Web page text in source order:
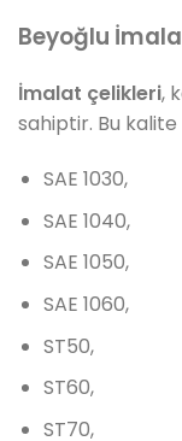
Beyoğlu
İmalat çelikleri,
sahiptir. Bu
SAE 1030,
SAE 1040,
SAE 1050,
SAE 1060,
ST50,
ST60,
ST70,